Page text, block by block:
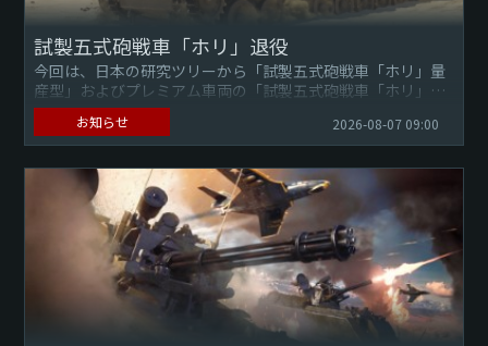
試製五式砲戦車「ホリ」退役
今回は、日本の研究ツリーから「試製五式砲戦車「ホリ」量
産型」およびプレミアム車両の「試製五式砲戦車「ホリ」試
作型」の両自走砲の削除と、それぞれの販売終了について事
前にお知らせします...
お知らせ 2026-08-07 09:00